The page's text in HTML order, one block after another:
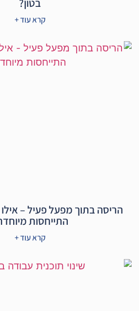
בטון?
קרא עוד +
הריסה בתוך מפעל פעיל – אילו
התייחסות מיוחדת?
קרא עוד +